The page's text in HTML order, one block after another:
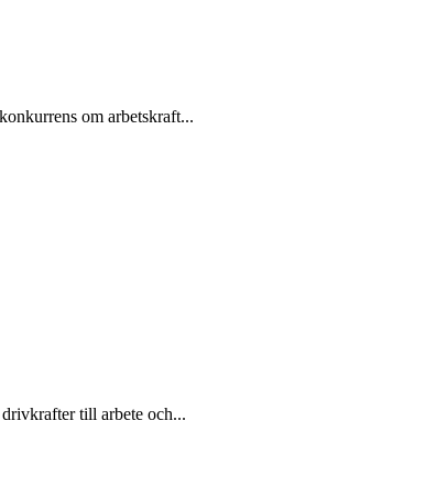
om arbetskraft...
till arbete och...